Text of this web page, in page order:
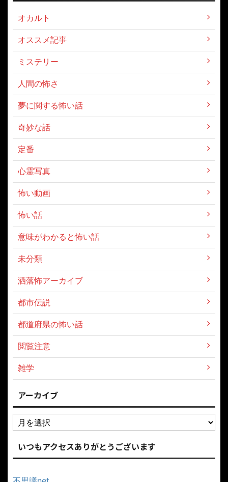
カテゴリー
オカルト
オススメ記事
ミステリー
人間の怖さ
夢に関する怖い話
奇妙な話
定番
心霊写真
怖い動画
怖い話
意味がわかると怖い話
未分類
洒落怖アーカイブ
都市伝説
閲覧注意
雑学
アーカイブ